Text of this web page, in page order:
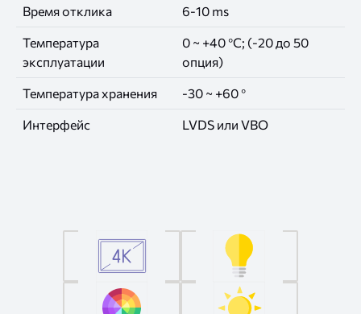
Время отклика 6-10 ms
Температура
эксплуатации
0 ~ +40 °C; (-20 до 50
опция)
Температура хранения -30 ~ +60 °
Интерфейс LVDS или VBO